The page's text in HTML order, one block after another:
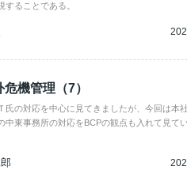
することである。
機管理（7）
氏の対応を中心に見てきましたが、今回は本
中東事務所の対応をBCPの観点も入れて見て